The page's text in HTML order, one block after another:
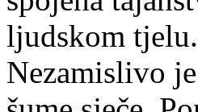
ljudskom
Nezamislivo